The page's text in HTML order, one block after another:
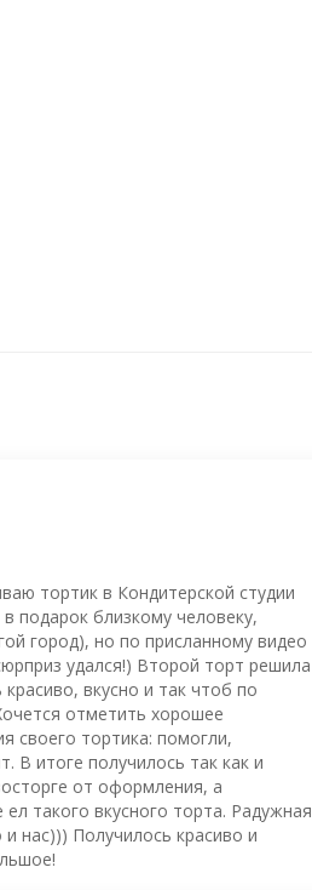
тортик в Кондитерской студии
подарок близкому человеку,
город), но по присланному видео
удался!) Второй торт решила
вкусно и так чтоб по
отметить хорошее
своего тортика: помогли,
В итоге получилось так как и
от оформления, а
такого вкусного торта. Радужная
нас))) Получилось красиво и